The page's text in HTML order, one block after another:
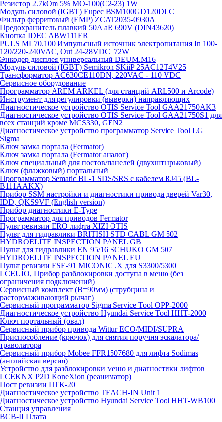
Резистор 2.7kOm 5% МО-100(С2-23) 1W
Модуль силовой (IGBT) Eupec BSM100GD120DLC
Фильтр ферритовый (EMP) ZCAT2035-0930A
Предохранитель плавкий 50A aR 690V (DIN43620)
Кнопка IDEC ABW111ER
PULS ML70.100 Импульсный источник электропитания In 100-
120/220-240VAC, Out 24-28VDC, 72W
Энкодер дисплея универсальный DEUM.M16
Модуль силовой (IGBT) Semikron SKiiP 25AC12T4V25
Трансформатор AC630CE110DN, 220VAC - 110 VDC
Сервисное оборудование
Программатор AREM ARKEL (для станций ARL500 и Arcode)
Инструмент для регулировки (выверки) направляющих
Диагностическое устройство OTIS Service Tool GAA21750AK3
Диагностическое устройство OTIS Service Tool GAA21750S1 для
всех станций кроме MCS330, GEN2
Диагностическое устройство программатор Service Tool LG
Sigma
Ключ замка портала (Fermator)
Ключ замка портала (Fermator аналог)
Ключ специальный для постов/панелей (двухштырьковый)
Ключ (флажковый) портальный
Программатор Sematic BL-1 SDS/SRS с кабелем RJ45 (BL-
B111AAKX)
Прибор SSM настройки и диагностики привода дверей Var30,
IDD, QKS9VF (English version)
Прибор диагностики E-Type
Программатор для приводов Fermator
Пульт ревизии ERO лифта XIZI OTIS
Пульт для гидравлики BRITISH STD CABL GM 502
HYDROELITE INSPECTION PANEL GB
Пульт для гидравлики EN 95/16 SCHUKO GM 507
HYDROELITE INSPECTION PANEL EU
Пульт ревизии ESE-91 MICONIC .X для S3300/5300
LCEUIO, Прибор разблокировки доступа в меню (без
ограничения подключений)
Сервисный комплект (В=90мм) (струбцина и
растормаживающий рычаг)
Сервисный программатор Sigma Service Tool OPP-2000
Диагностическое устройство Hyundai Service Tool HHT-2000
Ключ портальный (овал)
Сервисный прибор привода Wittur ECO/MIDI/SUPRA
Приспособление (крючок) для снятия поручня эскалатора/
траволатора
Сервисный прибор Mobee FFR1507680 для лифта Sodimas
(английская версия)
Устройство для разблокировки меню и диагностики лифтов
LCEKNX P2D KoneXion (реаниматор)
Пост ревизии ПТК-20
Диагностическое устройство TEACH-IN Unit 1
Диагностическое устройство Hyundai Service Tool HHT-WB100
Станция управления
BCB-II Плата